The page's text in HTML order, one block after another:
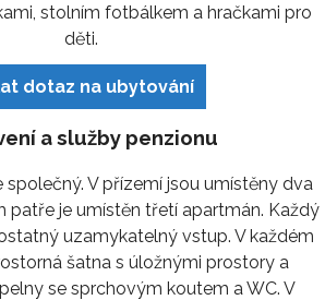
stolním fotbálkem a hračkami pro
děti.
dotaz na ubytování
a služby penzionu
V přízemí jsou umístěny dva
patře je umístěn třetí apartmán. Každý
uzamykatelný vstup. V každém
šatna s úložnými prostory a
se sprchovým koutem a WC. V